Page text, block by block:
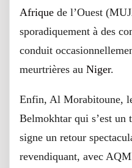
Afrique de l’Ouest
sporadiquement à des
conduit
meurtrières au Niger.
Enfin, Al Morabitoune,
Belmokhtar qui s’est un
signe un retour
revendiquant, avec